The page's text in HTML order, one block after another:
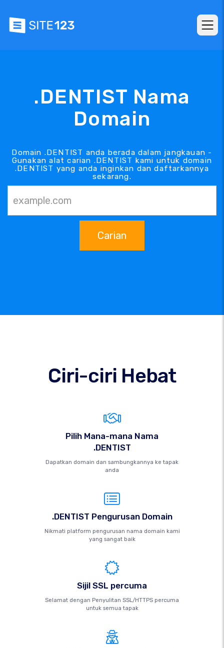
.DENTIST Nama
Domain
Domain .DENTIST anda berada dalam jangkauan -
Gunakan alat carian .DENTIST kami untuk domain
.DENTIST yang anda inginkan dan daftarkannya
sekarang.
Carian
Ciri-ciri Hebat
Pilih Mana-mana Nama
.DENTIST
Dapatkan domain dan sambungkannya ke tapak
anda
.DENTIST Pengurusan Domain
Nikmati platform pengurusan nama domain kami
yang sangat baik
Sijil SSL percuma
Selamat dengan Penyulitan SSL/HTTPS percuma
untuk semua tapak